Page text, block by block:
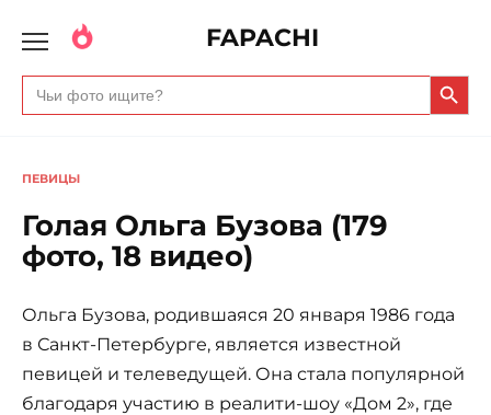
FAPACHI
Search
for:
Search Button
ПЕВИЦЫ
Голая Ольга Бузова (179
фото, 18 видео)
Ольга Бузова, родившаяся 20 января 1986 года
в Санкт-Петербурге, является известной
певицей и телеведущей. Она стала популярной
благодаря участию в реалити-шоу «Дом 2», где